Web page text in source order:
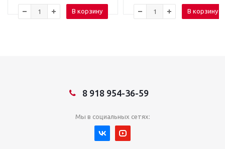
В корзину В корзину
8 918 954-36-59
Мы в социальных сетях: